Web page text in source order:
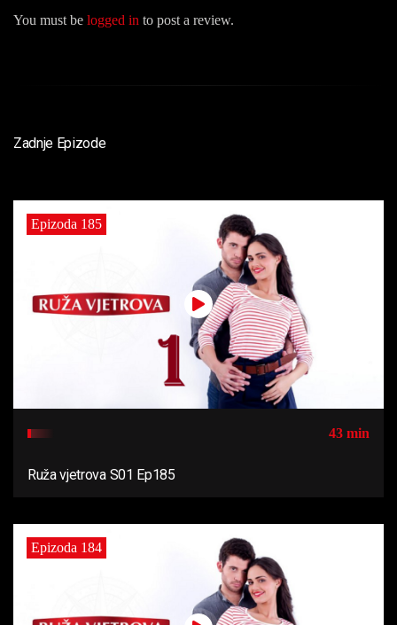
You must be logged in to post a review.
Zadnje Epizode
Epizoda 185
43 min
Ruža vjetrova S01 Ep185
Epizoda 184